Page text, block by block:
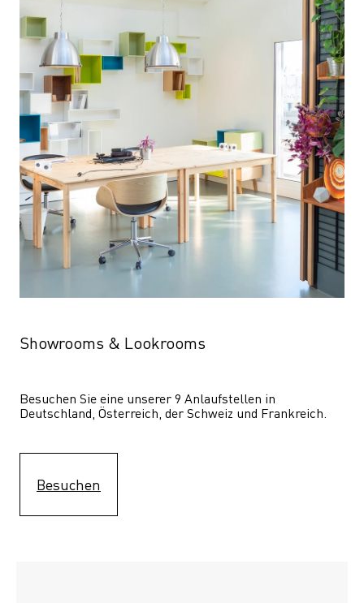
Showrooms & Lookrooms
Besuchen Sie eine unserer 9 Anlaufstellen in
Deutschland, Österreich, der Schweiz und Frankreich.
Besuchen